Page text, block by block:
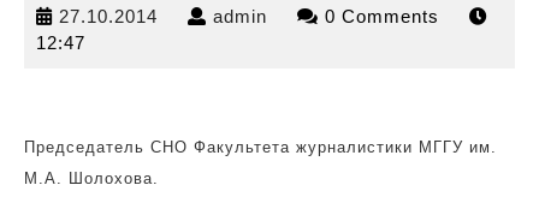
27.10.2014 27.10.2014
admin admin 0 Comments
12:47
Председатель СНО Факультета журналистики МГГУ им.
М.А. Шолохова.